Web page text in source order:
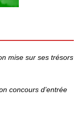
mise sur ses trésors
concours d’entrée